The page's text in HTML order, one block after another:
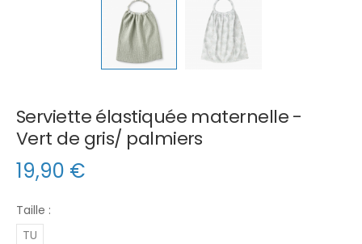
Serviette élastiquée maternelle -
Vert de gris/ palmiers
19,90 €
Taille :
TU